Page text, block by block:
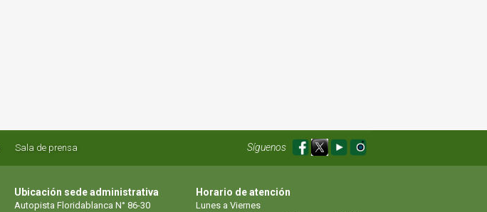
Sala de prensa Síguenos
Ubicación sede administrativa
Autopista Floridablanca N° 86-30
Horario de atención
Lunes a Viernes